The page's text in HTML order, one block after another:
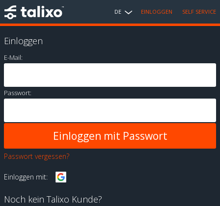
DE EINLOGGEN SELF SERVICE
Einloggen
E-Mail:
Passwort:
Passwort vergessen?
Einloggen mit:
Noch kein Talixo Kunde?